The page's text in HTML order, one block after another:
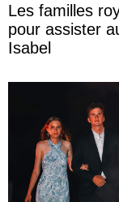
Les familles
pour assister
Isabel